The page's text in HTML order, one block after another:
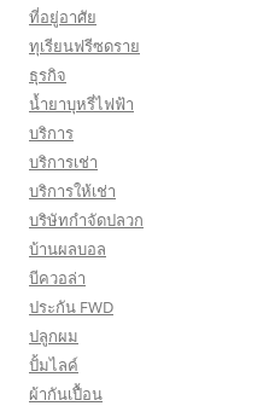
ที่อยู่อาศัย
ทุเรียนฟรีซดราย
ธุรกิจ
น้ำยาบุหรี่ไฟฟ้า
บริการ
บริการเช่า
บริการให้เช่า
บริษัทกำจัดปลวก
บ้านผลบอล
บีควอล่า
ประกัน FWD
ปลูกผม
ปั้มไลค์
ผ้ากันเปื้อน